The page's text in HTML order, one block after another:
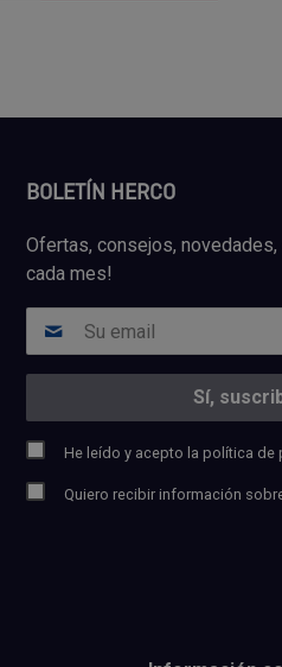
BOLETÍN HERCO
Ofertas, consejos, novedades,
cada mes!
He leído y acepto la política de
Quiero recibir información